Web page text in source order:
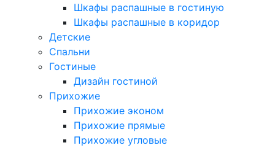
Шкафы распашные в гостиную
Шкафы распашные в коридор
Детские
Спальни
Гостиные
Дизайн гостиной
Прихожие
Прихожие эконом
Прихожие прямые
Прихожие угловые